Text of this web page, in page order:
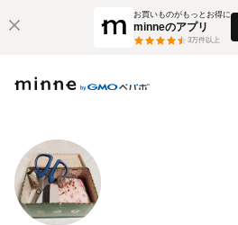
お買いものがもっとお得に
minneのアプリ
3万件以上